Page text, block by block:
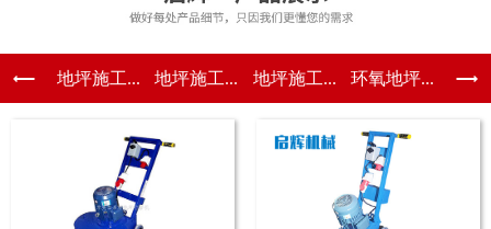
地坪施工... 地坪施工... 地坪施工... 环氧地坪...